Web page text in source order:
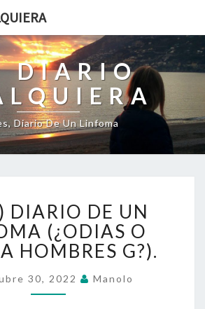
DIARIO
Diario De Un Linfoma
DIARIO
DE
UN
LINFOMA
(¿ODIAS
DIARIO DE UN
(¿ODIAS O
HOMBRES G?).
30, 2022 Manolo